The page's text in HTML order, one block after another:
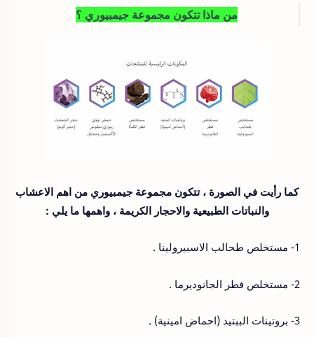
من ماذا تتكون مجموعة جيمبيوري ؟
كما رأيت في الصورة ، تتكون مجموعة جيمبيوري من اهم الاعشاب
والنباتات الطبيعية والاحجار الكريمة ، واهمها ما يلي :
1- مستخلص طحالب الاسبيرولينا .
2- مستخلص فطر الجانوديرما .
3- بروتينات الببتيد (احماض امينية) .